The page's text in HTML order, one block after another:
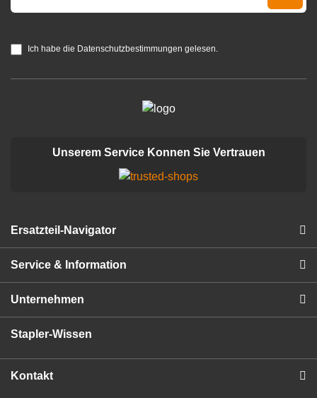
Ich habe die Datenschutzbestimmungen gelesen.
Unserem Service Konnen Sie Vertrauen
Ersatzteil-Navigator
Service & Information
Unternehmen
Stapler-Wissen
Kontakt